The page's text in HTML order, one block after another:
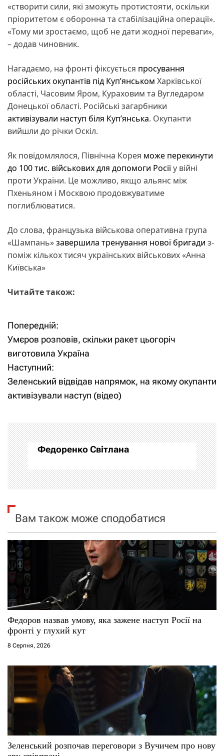
«створити сили, які зможуть протистояти, оскільки
пріоритетом є оборонна та стабілізаційна операції».
«Тому ми зростаємо, щоб не дати жодної переваги»,
– додав чиновник.
Нагадаємо, на фронті фіксується просування
російських окупантів під Куп’янськом Харківської
області, Часовим Яром, Кураховим та Вугледаром
Донецької області. Російські загарбники
активізували наступ біля Куп’янська. Окупанти
вийшли до річки Оскіл.
Як повідомлялося, Північна Корея може перекинути
до 100 тис. військових для допомоги Росіїу війні
проти України. Це можливо, якщо альянс між
Пхеньяном і Москвою продовжуватиме
поглиблюватися.
До слова, французька військова оперативна група
«Шампань»завершила тренування нової бригади з-
поміж кількох тисяч українських військових «Анна
Київська»
Читайте також:
Н
а
в
і
а
ц
і
а
п
и
с
і
в
Попередній:
Умєров розповів, скільки ракет цьогоріч
виготовила Україна
Наступний:
Зеленський відвідав напрямок, на якому окупанти
активізували наступ (відео)
Федоренко Світлана
Вам також може сподобатися
Федоров назвав умову, яка зажене наступ Росії на
фронті у глухий кут
8 Серпня, 2026
Зеленський розпочав переговори з Вучичем про нову